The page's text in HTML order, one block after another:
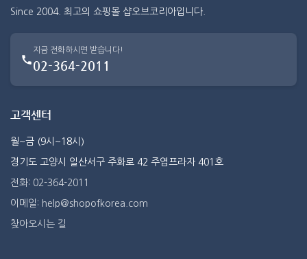
Since 2004. 최고의 쇼핑몰 샵오브코리아입니다.
지금 전화하시면 받습니다!
02-364-2011
고객센터
월~금 (9시~18시)
경기도 고양시 일산서구 주화로 42 주엽프라자 401호
전화: 02-364-2011
이메일: help@shopofkorea.com
찾아오시는 길